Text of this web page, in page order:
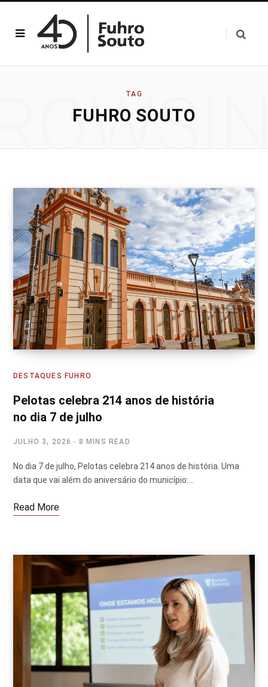
TAG
FUHRO SOUTO
DESTAQUES FUHRO
Pelotas celebra 214 anos de história
no dia 7 de julho
JULHO 3, 2026 8 MINS READ
No dia 7 de julho, Pelotas celebra 214 anos de história. Uma
data que vai além do aniversário do município:…
Read More